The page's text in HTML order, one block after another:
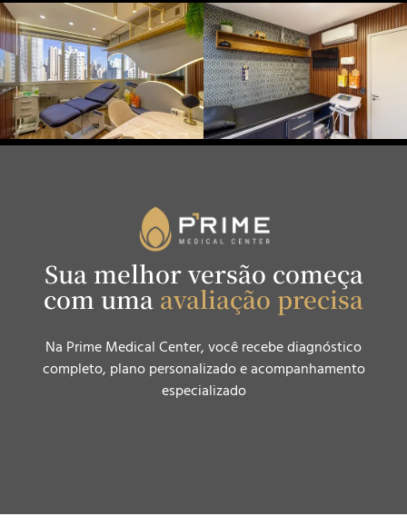
Sua melhor versão começa
com uma avaliação precisa
Na Prime Medical Center, você recebe diagnóstico
completo, plano personalizado e acompanhamento
especializado